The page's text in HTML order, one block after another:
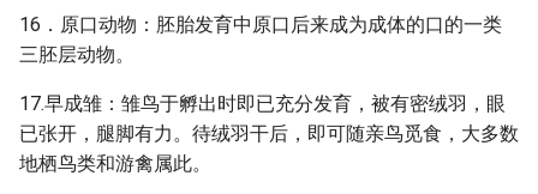
16．原口动物：胚胎发育中原口后来成为成体的口的一类
三胚层动物。
17.早成雏：雏鸟于孵出时即已充分发育，被有密绒羽，眼
已张开，腿脚有力。待绒羽干后，即可随亲鸟觅食，大多数
地栖鸟类和游禽属此。